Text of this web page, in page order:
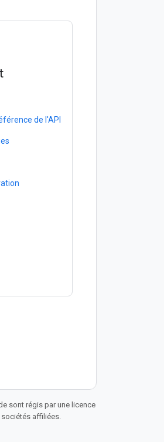
de l'API
sont régis par une licence
sociétés affiliées.